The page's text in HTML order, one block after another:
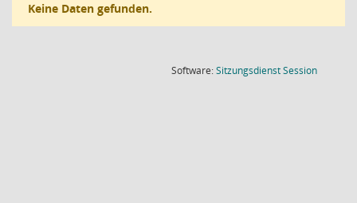
Keine Daten gefunden.
Software:SitzungsdienstSession(Wird in